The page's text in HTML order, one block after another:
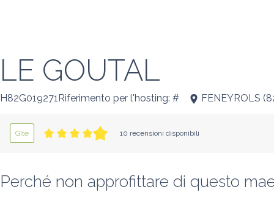
LE GOUTAL
H82G019271Riferimento per l'hosting: # FENEYROLS (
Gîte 10 recensioni disponibili
Perché non approfittare di questo